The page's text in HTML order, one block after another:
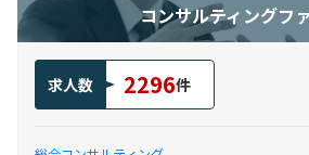
コンサルティングフ
求人数 2296件